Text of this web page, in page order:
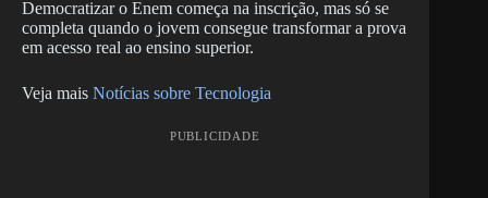
Democratizar o Enem começa na inscrição, mas só se
completa quando o jovem consegue transformar a prova
em acesso real ao ensino superior.
Veja mais Notícias sobre Tecnologia
PUBLICIDADE